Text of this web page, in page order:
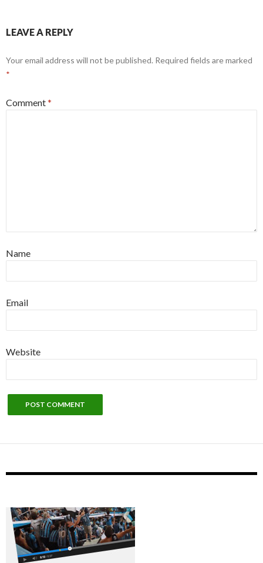
LEAVE A REPLY
Your email address will not be published. Required fields are marked
*
Comment*
Name
Email
Website